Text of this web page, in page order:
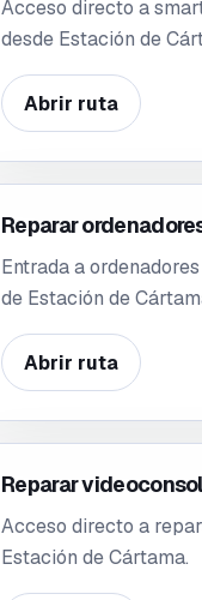
Acceso directo a
desde Estación de
Abrir ruta
Reparar
Entrada a
de Estación de
Abrir ruta
Reparar
Acceso directo a
Estación de Cártama.